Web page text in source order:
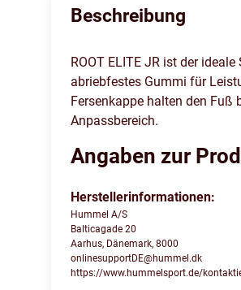
Beschreibung
ROOT ELITE JR ist der
abriebfestes Gummi für
Fersenkappe halten den Fuß
Anpassbereich.
Angaben zur
Herstellerinformationen:
Hummel A/S
Balticagade 20
Aarhus, Dänemark, 8000
onlinesupportDE@hummel.dk
https://www.hummelsport.de/